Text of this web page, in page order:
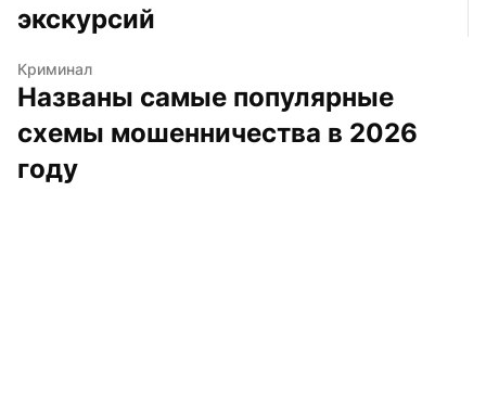
экскурсий
Криминал
Названы самые популярные
схемы мошенничества в 2026
году